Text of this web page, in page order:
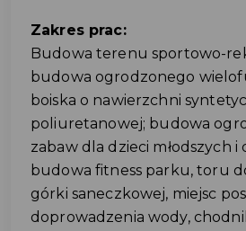
Zakres prac:
Budowa terenu sportowo-
budowa ogrodzonego
boiska o nawierzchni
poliuretanowej; budowa
zabaw dla dzieci młodszych i
budowa fitness parku, toru
górki saneczkowej, miejsc
doprowadzenia wody,